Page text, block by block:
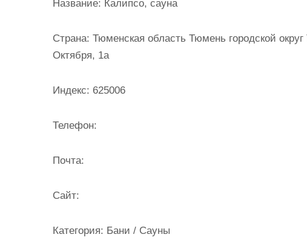
Название: Калипсо, сауна
Страна: Тюменская область Тюмень городской
Октября, 1а
Индекс: 625006
Телефон:
Почта:
Cайт:
Категория: Бани / Сауны